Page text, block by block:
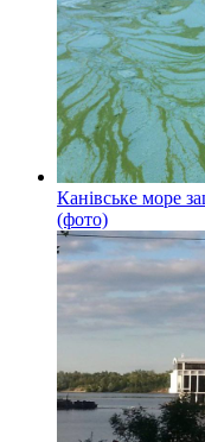
Канівське море
(фото)